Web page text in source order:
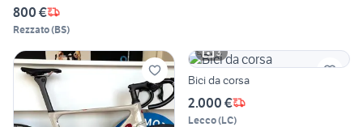
800 €
Rezzato(BS)
3
Bici da corsa
2.000 €
Lecco(LC)